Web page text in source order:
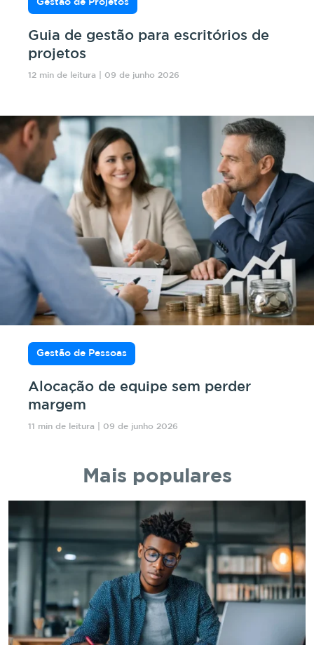
Gestão de Projetos
Guia de gestão para escritórios de
projetos
12 min de leitura | 09 de junho 2026
Gestão de Pessoas
Alocação de equipe sem perder
margem
11 min de leitura | 09 de junho 2026
Mais populares